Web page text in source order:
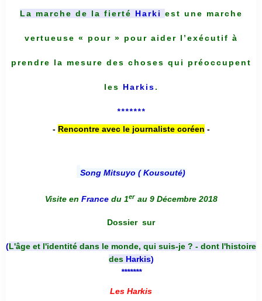
La marche de la fierté Harki est une marche
vertueuse « pour » pour aider l’exécutif à
prendre la mesure des choses qui préoccupent
les Harkis.
*******
- Rencontre avec le journaliste coréen -
Song Mitsuyo ( Kousouté)
Visite en France du 1er au 9 Décembre 2018
Dossier sur
(L'âge et l'identité dans le monde, qui suis-je ? - dont l'histoire
des Harkis)
*******
Les Harkis